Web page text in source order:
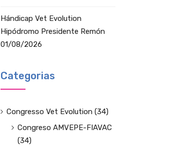
Hándicap Vet Evolution
Hipódromo Presidente Remón
01/08/2026
Categorias
Congresso Vet Evolution (34)
Congreso AMVEPE-FIAVAC
(34)